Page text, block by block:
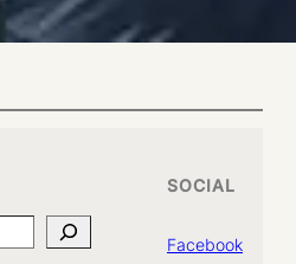
SOCIAL
Facebook